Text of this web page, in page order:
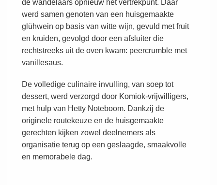
de wandelaars opnieuw het vertrekpunt. Daar
werd samen genoten van een huisgemaakte
glühwein op basis van witte wijn, gevuld met fruit
en kruiden, gevolgd door een afsluiter die
rechtstreeks uit de oven kwam: peercrumble met
vanillesaus.
De volledige culinaire invulling, van soep tot
dessert, werd verzorgd door Komiok-vrijwilligers,
met hulp van Hetty Noteboom. Dankzij de
originele routekeuze en de huisgemaakte
gerechten kijken zowel deelnemers als
organisatie terug op een geslaagde, smaakvolle
en memorabele dag.